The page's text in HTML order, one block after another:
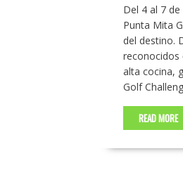
Del 4 al 7
Punta Mita
del destino.
reconocidos
alta cocina,
Golf
READ MORE